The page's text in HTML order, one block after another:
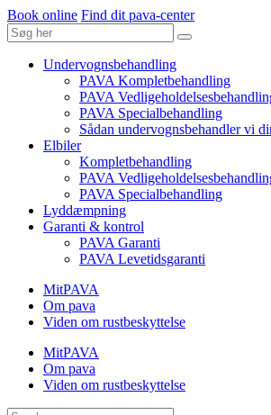
Book online Find dit pava-center
Undervognsbehandling
PAVA Kompletbehandling
PAVA
PAVA Specialbehandling
Sådan undervognsbehandler vi
Elbiler
Kompletbehandling
PAVA
PAVA Specialbehandling
Lyddæmpning
Garanti & kontrol
PAVA Garanti
PAVA Levetidsgaranti
MitPAVA
Om pava
Viden om rustbeskyttelse
MitPAVA
Om pava
Viden om rustbeskyttelse